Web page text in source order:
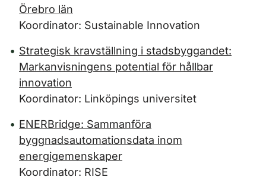
Örebro län
Koordinator: Sustainable Innovation
Strategisk kravställning i stadsbyggandet:
Markanvisningens potential för hållbar
innovation
Koordinator: Linköpings universitet
ENERBridge: Sammanföra
byggnadsautomationsdata inom
energigemenskaper
Koordinator: RISE